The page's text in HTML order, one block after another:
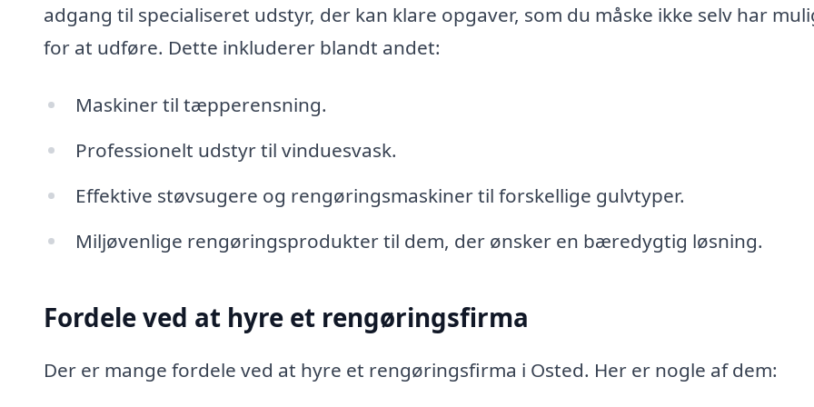
adgang til specialiseret udstyr, der kan klare opgaver, som du måske ikke selv har
for at udføre. Dette inkluderer blandt andet:
Maskiner til tæpperensning.
Professionelt udstyr til vinduesvask.
Effektive støvsugere og rengøringsmaskiner til forskellige gulvtyper.
Miljøvenlige rengøringsprodukter til dem, der ønsker en bæredygtig løsning.
Fordele ved at hyre et rengøringsfirma
Der er mange fordele ved at hyre et rengøringsfirma i Osted. Her er nogle af dem: